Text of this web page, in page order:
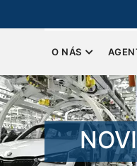
NAVIGATION
O NÁS